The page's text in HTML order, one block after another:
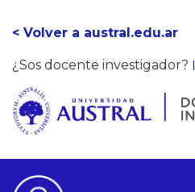
< Volver a austral.edu.ar
¿Sos docente investigador?